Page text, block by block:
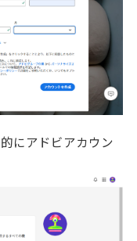
にアドビアカウン